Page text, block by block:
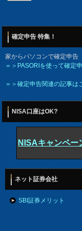
確定申告 特集！
家からパソコンで確定申告
＝＞PASORIを使って確定
＝＞確定申告関連の記事は
NISA口座はOK?
NISAキャンペー
ネット証券会社
SBI証券メリット